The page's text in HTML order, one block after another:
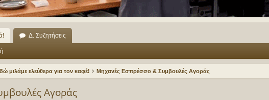
Δ. Συζητήσεις
μιλάμε ελεύθερα για τον καφέ! Μηχανές Εσπρέσσο & Συμβουλές Αγοράς
Αγοράς